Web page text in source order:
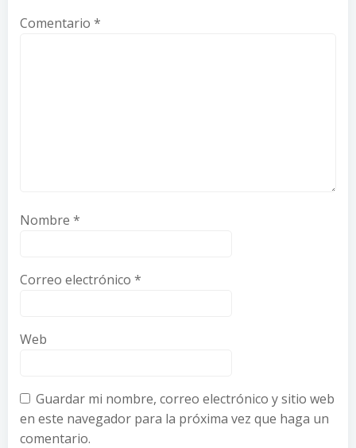
Comentario *
Nombre *
Correo electrónico *
Web
Guardar mi nombre, correo electrónico y sitio web
en este navegador para la próxima vez que haga un
comentario.